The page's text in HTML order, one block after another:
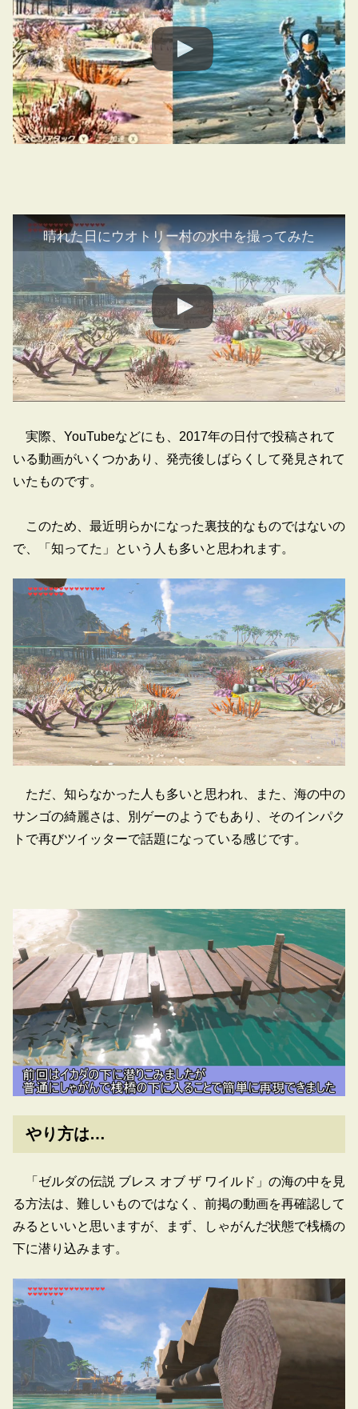
晴れた日にウオトリー村の水中を撮ってみた
実際、YouTubeなどにも、2017年の日付で投稿されて
いる動画がいくつかあり、発売後しばらくして発見されて
いたものです。
このため、最近明らかになった裏技的なものではないの
で、「知ってた」という人も多いと思われます。
ただ、知らなかった人も多いと思われ、また、海の中の
サンゴの綺麗さは、別ゲーのようでもあり、そのインパク
トで再びツイッターで話題になっている感じです。
やり方は…
「ゼルダの伝説 ブレス オブ ザ ワイルド」の海の中を見
る方法は、難しいものではなく、前掲の動画を再確認して
みるといいと思いますが、まず、しゃがんだ状態で桟橋の
下に潜り込みます。